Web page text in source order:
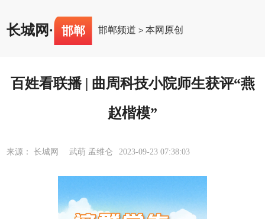
长城网· 邯郸 邯郸频道 >本网原创
百姓看联播 | 曲周科技小院师生获评“燕
赵楷模”
来源： 长城网 武萌 孟维仑 2023-09-23 07:38:03